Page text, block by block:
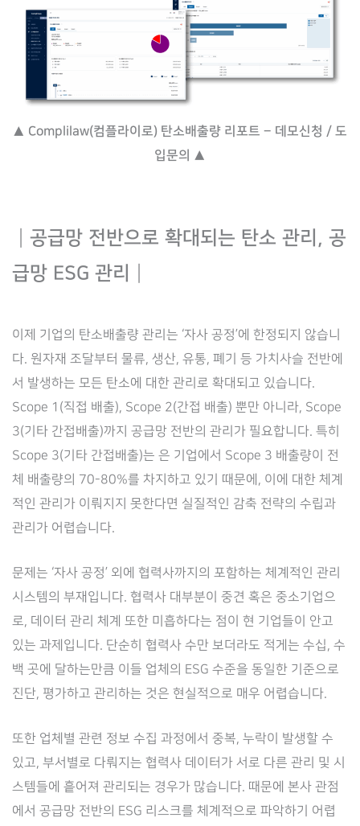
▲ Complilaw(컴플라이로) 탄소배출량 리포트 – 데모신청 / 도
입문의 ▲
공급망 전반으로 확대되는 탄소 관리, 공
급망 ESG 관리
이제 기업의 탄소배출량 관리는 ‘자사 공정’에 한정되지 않습니
다. 원자재 조달부터 물류, 생산, 유통, 폐기 등 가치사슬 전반에
서 발생하는 모든 탄소에 대한 관리로 확대되고 있습니다.
Scope 1(직접 배출), Scope 2(간접 배출) 뿐만 아니라, Scope
3(기타 간접배출)까지 공급망 전반의 관리가 필요합니다. 특히
Scope 3(기타 간접배출)는 은 기업에서 Scope 3 배출량이 전
체 배출량의 70-80%를 차지하고 있기 때문에, 이에 대한 체계
적인 관리가 이뤄지지 못한다면 실질적인 감축 전략의 수립과
관리가 어렵습니다.
문제는 ‘자사 공정’ 외에 협력사까지의 포함하는 체계적인 관리
시스템의 부재입니다. 협력사 대부분이 중견 혹은 중소기업으
로, 데이터 관리 체계 또한 미흡하다는 점이 현 기업들이 안고
있는 과제입니다. 단순히 협력사 수만 보더라도 적게는 수십, 수
백 곳에 달하는만큼 이들 업체의 ESG 수준을 동일한 기준으로
진단, 평가하고 관리하는 것은 현실적으로 매우 어렵습니다.
또한 업체별 관련 정보 수집 과정에서 중복, 누락이 발생할 수
있고, 부서별로 다뤄지는 협력사 데이터가 서로 다른 관리 및 시
스템들에 흩어져 관리되는 경우가 많습니다. 때문에 본사 관점
에서 공급망 전반의 ESG 리스크를 체계적으로 파악하기 어렵